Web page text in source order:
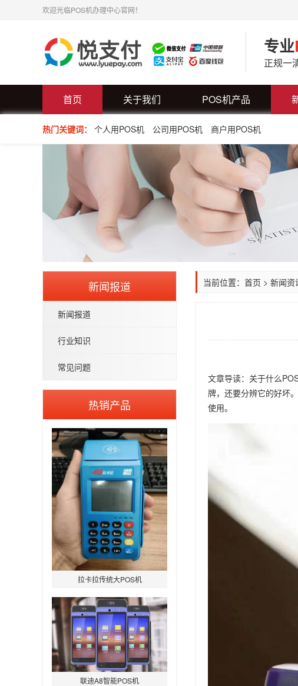
欢迎光临POS机办理中心官网！
专业
正规一
首页 关于我们 POS机产品
热门关键词： 个人用POS机 公司用POS机 商户用POS机
新闻报道
新闻报道
行业知识
常见问题
热销产品
拉卡拉传统大POS机
联迪A8智能POS机
当前位置： 首页 > 新闻资
文章导读： 关于什么
牌，还要分辨它的好坏
使用。